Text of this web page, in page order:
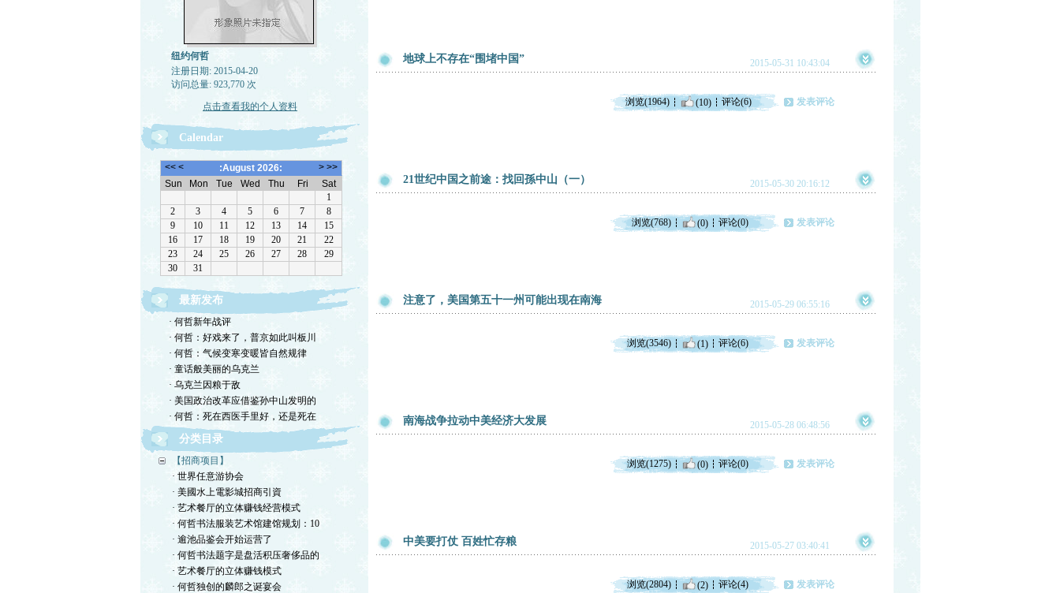
纽约何哲
注册日期: 2015-04-20
访问总量: 923,770 次
点击查看我的个人资料
Calendar
最新发布
· 何哲新年战评
· 何哲：好戏来了，普京如此叫板川
· 何哲：气候变寒变暖皆自然规律
· 童话般美丽的乌克兰
· 乌克兰因粮于敌
· 美国政治改革应借鉴孙中山发明的
· 何哲：死在西医手里好，还是死在
分类目录
【招商项目】
· 世界任意游协会
· 美國水上電影城招商引資
· 艺术餐厅的立体赚钱经营模式
· 何哲书法服装艺术馆建馆规划：10
· 逾池品鉴会开始运营了
· 何哲书法题字是盘活积压奢侈品的
· 艺术餐厅的立体赚钱模式
· 何哲独创的麟郎之诞宴会
地球上不存在“围堵中国” 2015-05-31 10:43:04
浏览(1964) (10) 评论(6) 发表评论
21世纪中国之前途：找回孫中山（一） 2015-05-30 20:16:12
浏览(768) (0) 评论(0) 发表评论
注意了，美国第五十一州可能出现在南海 2015-05-29 06:55:16
浏览(3546) (1) 评论(6) 发表评论
南海战争拉动中美经济大发展 2015-05-28 06:48:56
浏览(1275) (0) 评论(0) 发表评论
中美要打仗 百姓忙存粮 2015-05-27 03:40:41
浏览(2804) (2) 评论(4) 发表评论